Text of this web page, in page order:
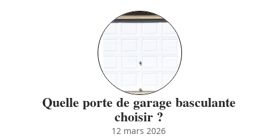
Quelle porte de garage basculante
choisir ?
12 mars 2026